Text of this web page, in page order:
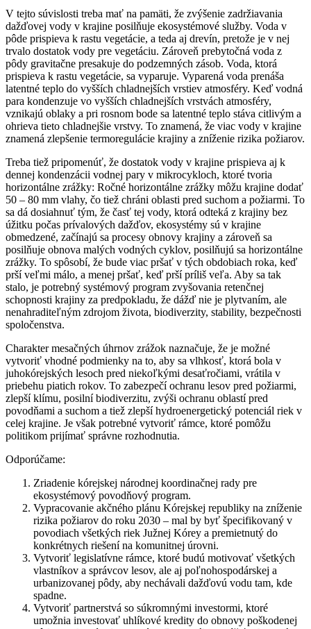
V tejto súvislosti treba mať na pamäti, že zvýšenie zadržiavania
dažďovej vody v krajine posilňuje ekosystémové služby. Voda v
pôde prispieva k rastu vegetácie, a teda aj drevín, pretože je v nej
trvalo dostatok vody pre vegetáciu. Zároveň prebytočná voda z
pôdy gravitačne presakuje do podzemných zásob. Voda, ktorá
prispieva k rastu vegetácie, sa vyparuje. Vyparená voda prenáša
latentné teplo do vyšších chladnejších vrstiev atmosféry. Keď vodná
para kondenzuje vo vyšších chladnejších vrstvách atmosféry,
vznikajú oblaky a pri rosnom bode sa latentné teplo stáva citlivým a
ohrieva tieto chladnejšie vrstvy. To znamená, že viac vody v krajine
znamená zlepšenie termoregulácie krajiny a zníženie rizika požiarov.
Treba tiež pripomenúť, že dostatok vody v krajine prispieva aj k
dennej kondenzácii vodnej pary v mikrocykloch, ktoré tvoria
horizontálne zrážky: Ročné horizontálne zrážky môžu krajine dodať
50 – 80 mm vlahy, čo tiež chráni oblasti pred suchom a požiarmi. To
sa dá dosiahnuť tým, že časť tej vody, ktorá odteká z krajiny bez
úžitku počas prívalových dažďov, ekosystémy sú v krajine
obmedzené, začínajú sa procesy obnovy krajiny a zároveň sa
posilňuje obnova malých vodných cyklov, posilňujú sa horizontálne
zrážky. To spôsobí, že bude viac pršať v tých obdobiach roka, keď
prší veľmi málo, a menej pršať, keď prší príliš veľa. Aby sa tak
stalo, je potrebný systémový program zvyšovania retenčnej
schopnosti krajiny za predpokladu, že dážď nie je plytvaním, ale
nenahraditeľným zdrojom života, biodiverzity, stability, bezpečnosti
spoločenstva.
Charakter mesačných úhrnov zrážok naznačuje, že je možné
vytvoriť vhodné podmienky na to, aby sa vlhkosť, ktorá bola v
juhokórejských lesoch pred niekoľkými desaťročiami, vrátila v
priebehu piatich rokov. To zabezpečí ochranu lesov pred požiarmi,
zlepší klímu, posilní biodiverzitu, zvýši ochranu oblastí pred
povodňami a suchom a tiež zlepší hydroenergetický potenciál riek v
celej krajine. Je však potrebné vytvoriť rámce, ktoré pomôžu
politikom prijímať správne rozhodnutia.
Odporúčame:
Zriadenie kórejskej národnej koordinačnej rady pre
ekosystémový povodňový program.
Vypracovanie akčného plánu Kórejskej republiky na zníženie
rizika požiarov do roku 2030 – mal by byť špecifikovaný v
povodiach všetkých riek Južnej Kórey a premietnutý do
konkrétnych riešení na komunitnej úrovni.
Vytvoriť legislatívne rámce, ktoré budú motivovať všetkých
vlastníkov a správcov lesov, ale aj poľnohospodárskej a
urbanizovanej pôdy, aby nechávali dažďovú vodu tam, kde
spadne.
Vytvoriť partnerstvá so súkromnými investormi, ktoré
umožnia investovať uhlíkové kredity do obnovy poškodenej